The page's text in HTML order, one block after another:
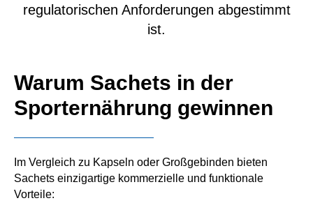
regulatorischen Anforderungen abgestimmt
ist.
Warum Sachets in der
Sporternährung gewinnen
Im Vergleich zu Kapseln oder Großgebinden bieten
Sachets einzigartige kommerzielle und funktionale
Vorteile: